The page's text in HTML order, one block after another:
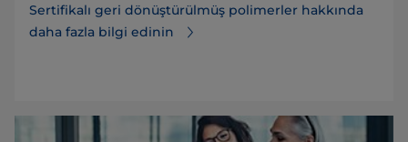
Sertifikalı geri dönüştürülmüş polimerler hakkında
daha fazla bilgi edinin